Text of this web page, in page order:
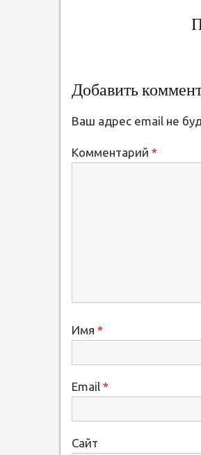
Добавить
Ваш адрес email не
Комментарий *
Имя *
Email *
Сайт